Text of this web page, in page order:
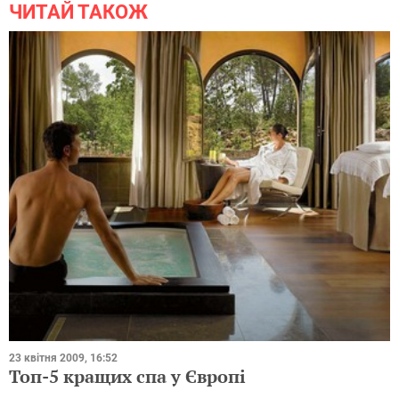
ЧИТАЙ ТАКОЖ
23 квітня 2009, 16:52
Топ-5 кращих спа у Європі